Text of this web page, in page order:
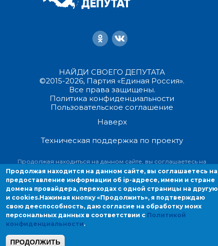
НАЙДИ СВОЕГО ДЕПУТАТА
©2015-2026, Партия «Единая Россия».
Все права защищены.
Политика конфиденциальности
Пользовательское соглашение
Наверх
Техническая поддержка по проекту
Продолжая находиться на данном сайте, вы соглашаетесь на
предоставление информации об ip-адресе, имени и стране домена
провайдера, переходах с одной страницы на другую и cookies.
Продолжая находится на данном сайте, вы соглашаетесь на
предоставление информации об ip-адресе, имени и стране
домена провайдера, переходах с одной страницы на другую
и cookies.Нажимая кнопку «Продолжить», я подтверждаю
свою дееспособность, даю согласие на обработку моих
персональных данных в соответствии с Политикой
конфиденциальности.
ПРОДОЛЖИТЬ